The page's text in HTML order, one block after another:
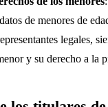
de menores de
legales,
y su derecho a la